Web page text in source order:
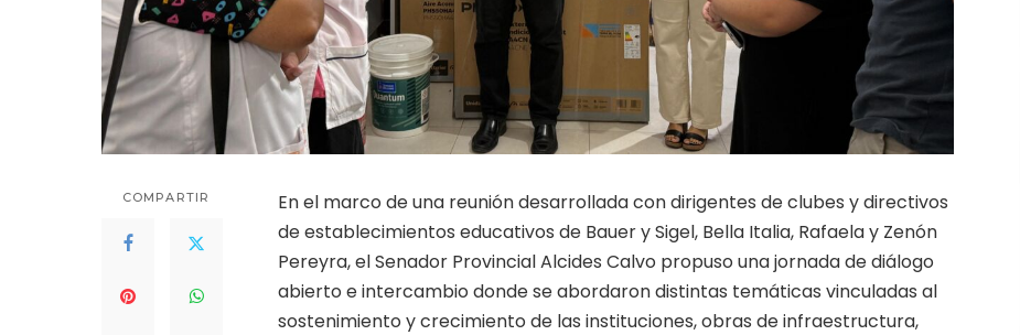
COMPARTIR
En el marco de una reunión desarrollada con dirigentes de clubes y directivos
de establecimientos educativos de Bauer y Sigel, Bella Italia, Rafaela y Zenón
Pereyra, el Senador Provincial Alcides Calvo propuso una jornada de diálogo
abierto e intercambio donde se abordaron distintas temáticas vinculadas al
sostenimiento y crecimiento de las instituciones, obras de infraestructura,